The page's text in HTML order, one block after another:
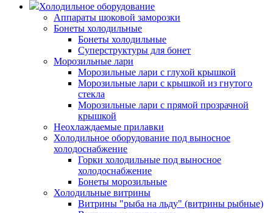
Холодильное оборудование
Аппараты шоковой заморозки
Бонеты холодильные
Бонеты холодильные
Суперструктуры для бонет
Морозильные лари
Морозильные лари с глухой крышкой
Морозильные лари с крышкой из гнутого
стекла
Морозильные лари с прямой прозрачной
крышкой
Неохлаждаемые прилавки
Холодильное оборудование под выносное
холодоснабжение
Горки холодильные под выносное
холодоснабжение
Бонеты морозильные
Холодильные витрины
Витрины "рыба на льду" (витрины рыбные)